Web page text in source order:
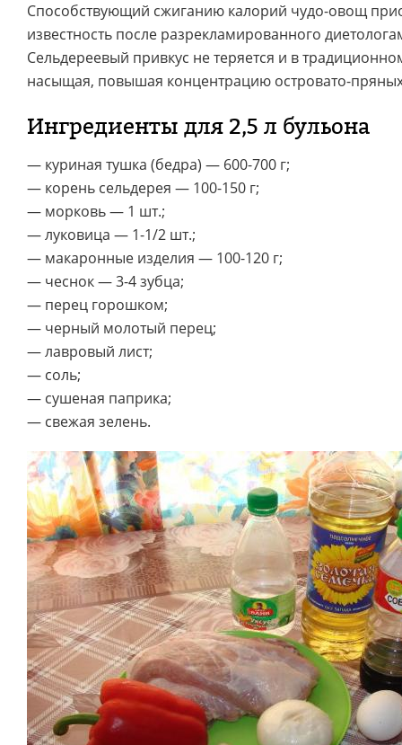
Способствующий сжиганию калорий чудо-овощ
известность после разрекламированного
Сельдереевый привкус не теряется и в
насыщая, повышая концентрацию островато-
Ингредиенты для 2,5 л бульона
— куриная тушка (бедра) — 600-700 г;
— корень сельдерея — 100-150 г;
— морковь — 1 шт.;
— луковица — 1-1/2 шт.;
— макаронные изделия — 100-120 г;
— чеснок — 3-4 зубца;
— перец горошком;
— черный молотый перец;
— лавровый лист;
— соль;
— сушеная паприка;
— свежая зелень.